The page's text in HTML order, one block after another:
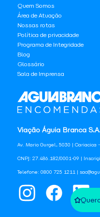
Viação Águia Branca
Av. Mario Gurgel, 5030 | Cariacica
CNPJ: 27.486.182/0001-09 |
Telefone: 0800 725 1211 |
Quem Somos
Área de Atuação
Nossas rotas
Política de privacidade
Programa de Integridade
Blog
Glossário
Sala de Imprensa